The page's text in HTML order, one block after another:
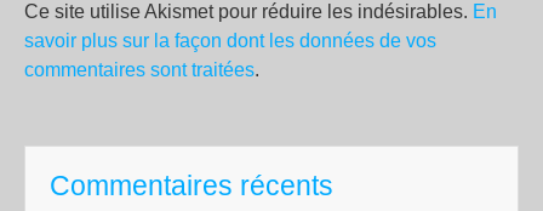
Ce site utilise Akismet pour réduire les indésirables. En
savoir plus sur la façon dont les données de vos
commentaires sont traitées.
Commentaires récents